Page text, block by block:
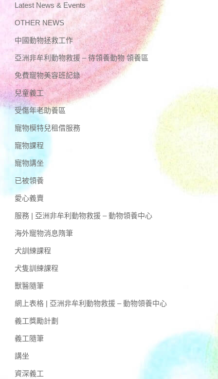
Latest News & Events
OTHER NEWS
中國動物拯救工作
亞洲非牟利動物救援 – 待領養動物 領養區
免費寵物美容班記錄
兒童義工
受傷年老助養區
寵物模特兒租借服務
寵物課程
寵物講坐
已被領養
愛心義賣
服務 | 亞洲非牟利動物救援 – 動物領養中心
海外寵物消息隋筆
犬訓練課程
犬隻訓練課程
獸醫隨筆
網上表格 | 亞洲非牟利動物救援 – 動物領養中心
義工獎勵計劃
義工隨筆
講坐
資深義工